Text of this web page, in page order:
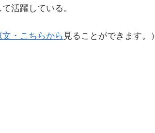
活躍している。
文・こちらから 見ることができます。）